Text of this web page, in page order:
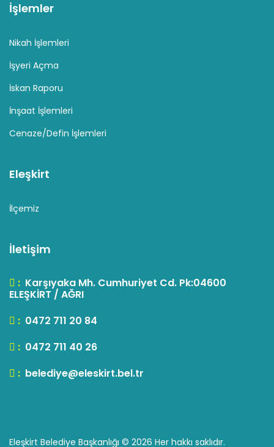
İşlemler
Nikah İşlemleri
İşyeri Açma
İskan Raporu
İnşaat İşlemleri
Cenaze/Defin İşlemleri
Eleşkirt
İlçemiz
İletişim
: Karşıyaka Mh. Cumhuriyet Cd. Pk:04600
ELEŞKİRT / AĞRI
: 0472 711 20 84
: 0472 711 40 26
: belediye@eleskirt.bel.tr
Eleşkirt Belediye Başkanlığı © 2026 Her hakkı saklıdır.